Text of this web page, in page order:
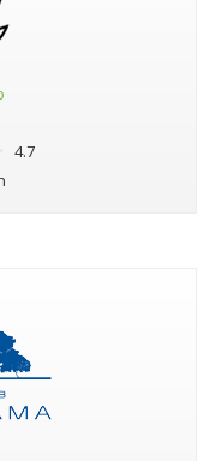
4.7